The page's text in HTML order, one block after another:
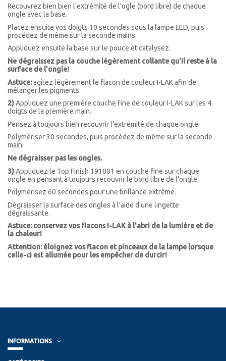
Recouvrez bien bien l'extrémité de l'ogle (bord libre) de chaque
ongle avec la base.
Placez ensuite vos doigts 10 secondes sous la lampe LED, puis
procédez de même sur la seconde mains.
Appliquez ensuite la base sur le pouce et catalysez.
Ne dégraissez pas la couche légèrement collante qu'il reste à la
surface de l'ongle!
Astuce:agitez légèrement le flacon de couleur I-LAK afin de
mélanger les pigments.
2)Appliquez une première couche fine de couleur I-LAK sur les 4
doigts de la première main.
Pensez à toujours bien recouvrir l'extrémité de chaque ongle.
Polymériser 30 secondes, puis procédez de même sur la seconde
main.
Ne dégraisser pas les ongles.
3)Appliquez le Top Finish 191001 en couche fine sur chaque
ongle en pensant à toujours recouvrir le bord libre de l'ongle.
Polymérisez 60 secondes pour une brillance extrême.
Dégraisser la surface des ongles à l'aide d'une lingette
dégraissante.
Astuce: conservez vos flacons I-LAK à l'abri de la lumière et de
la chaleur!
Attention: éloignez vos flacon et pinceaux de la lampe lorsque
celle-ci est allumée pour les empêcher de durcir!
INFORMATIONS